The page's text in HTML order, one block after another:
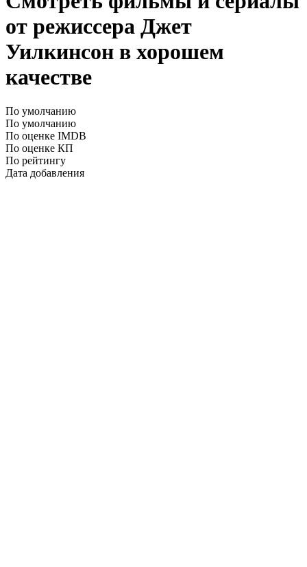
от режиссера Джет
Уилкинсон в хорошем
качестве
По умолчанию
По умолчанию
По оценке IMDB
По оценке КП
По рейтингу
Дата добавления